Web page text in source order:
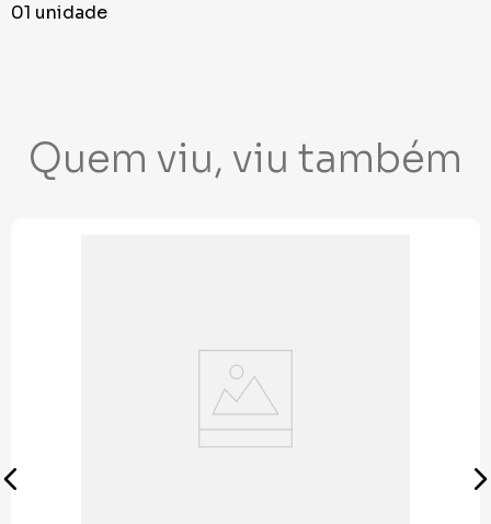
01 unidade
Quem viu, viu também